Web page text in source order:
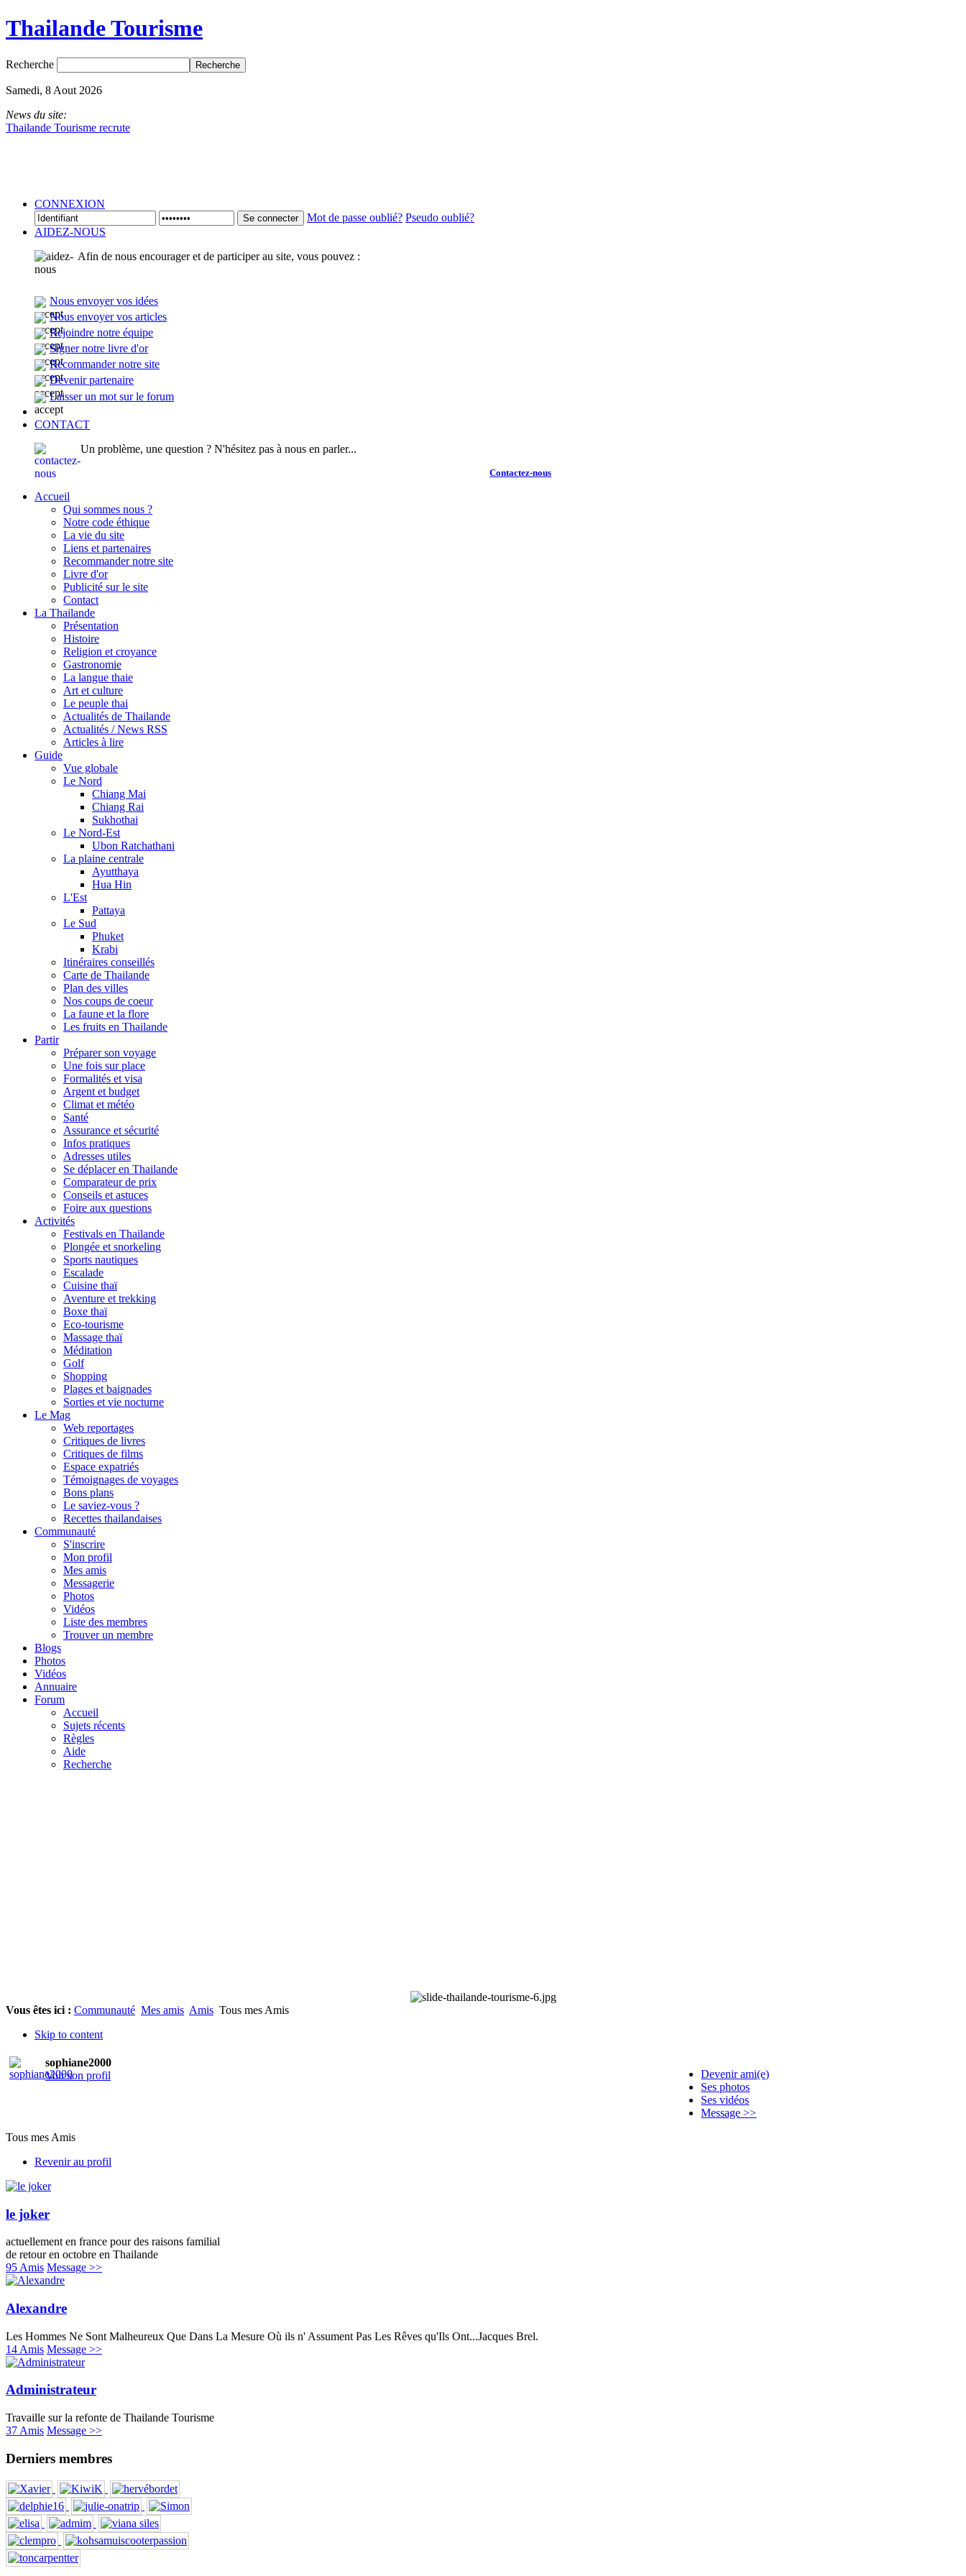
Thailande Tourisme
Recherche
Samedi, 8 Aout 2026
News du site:
Thailande Tourisme recrute
CONNEXION
Se connecter Mot de passe oublié? Pseudo oublié?
AIDEZ-NOUS
Afin de nous encourager et de participer au site, vous pouvez :
Nous envoyer vos idées
Nous envoyer vos articles
Rejoindre notre équipe
Signer notre livre d'or
Recommander notre site
Devenir partenaire
Laisser un mot sur le forum
CONTACT
Un problème, une question ? N'hésitez pas à nous en parler...
Contactez-nous
Accueil
Qui sommes nous ?
Notre code éthique
La vie du site
Liens et partenaires
Recommander notre site
Livre d'or
Publicité sur le site
Contact
La Thailande
Présentation
Histoire
Religion et croyance
Gastronomie
La langue thaie
Art et culture
Le peuple thai
Actualités de Thailande
Actualités / News RSS
Articles à lire
Guide
Vue globale
Le Nord
Chiang Mai
Chiang Rai
Sukhothai
Le Nord-Est
Ubon Ratchathani
La plaine centrale
Ayutthaya
Hua Hin
L'Est
Pattaya
Le Sud
Phuket
Krabi
Itinéraires conseillés
Carte de Thailande
Plan des villes
Nos coups de coeur
La faune et la flore
Les fruits en Thailande
Partir
Préparer son voyage
Une fois sur place
Formalités et visa
Argent et budget
Climat et météo
Santé
Assurance et sécurité
Infos pratiques
Adresses utiles
Se déplacer en Thailande
Comparateur de prix
Conseils et astuces
Foire aux questions
Activités
Festivals en Thailande
Plongée et snorkeling
Sports nautiques
Escalade
Cuisine thaï
Aventure et trekking
Boxe thaï
Eco-tourisme
Massage thaï
Méditation
Golf
Shopping
Plages et baignades
Sorties et vie nocturne
Le Mag
Web reportages
Critiques de livres
Critiques de films
Espace expatriés
Témoignages de voyages
Bons plans
Le saviez-vous ?
Recettes thailandaises
Communauté
S'inscrire
Mon profil
Mes amis
Messagerie
Photos
Vidéos
Liste des membres
Trouver un membre
Blogs
Photos
Vidéos
Annuaire
Forum
Accueil
Sujets récents
Règles
Aide
Recherche
Vous êtes ici : Communauté Mes amis Amis Tous mes Amis
Skip to content
sophiane2000
Voir son profil
Devenir ami(e)
Ses photos
Ses vidéos
Message >>
Tous mes Amis
Revenir au profil
le joker
actuellement en france pour des raisons familial
de retour en octobre en Thailande
95 Amis Message >>
Alexandre
Les Hommes Ne Sont Malheureux Que Dans La Mesure Où ils n' Assument Pas Les Rêves qu'Ils Ont...Jacques Brel.
14 Amis Message >>
Administrateur
Travaille sur la refonte de Thailande Tourisme
37 Amis Message >>
Derniers membres